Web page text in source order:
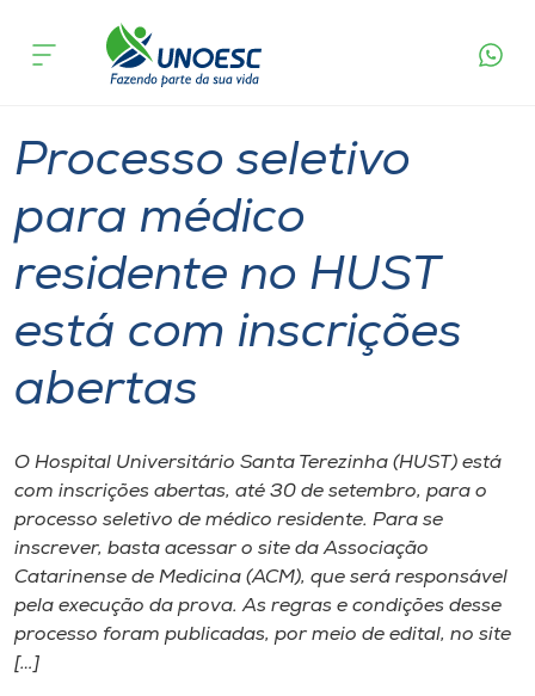
Cursos
Atendimento ao Estudante
Portal de Ensino
Internacionalização
I.nova
Diplomados
acontece
Processo seletivo
para médico
residente no HUST
está com inscrições
abertas
O Hospital Universitário Santa Terezinha (HUST) está
com inscrições abertas, até 30 de setembro, para o
processo seletivo de médico residente. Para se
inscrever, basta acessar o site da Associação
Catarinense de Medicina (ACM), que será responsável
pela execução da prova. As regras e condições desse
processo foram publicadas, por meio de edital, no site
[…]